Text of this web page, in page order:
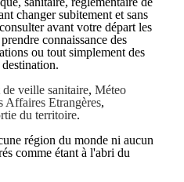
changer subitement et sans
avant votre départ les
connaissance des
ou tout simplement des
veille sanitaire, Méteo
Affaires Etrangères,
du territoire.
région du monde ni aucun
comme étant à l'abri du